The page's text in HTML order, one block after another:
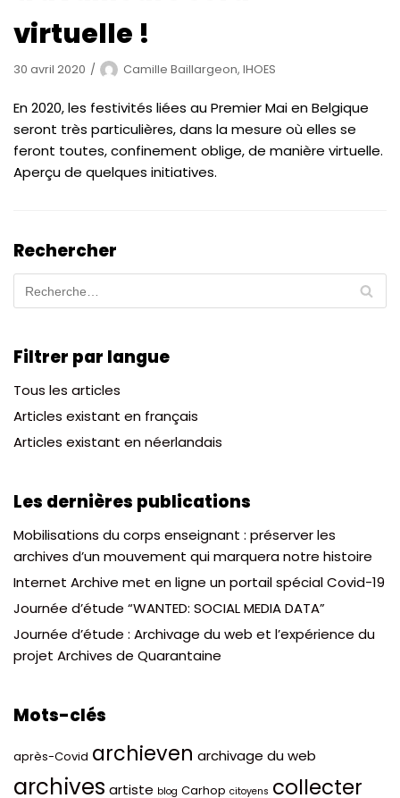
virtuelle !
30 avril 2020 Camille Baillargeon, IHOES
En 2020, les festivités liées au Premier Mai en Belgique
seront très particulières, dans la mesure où elles se
feront toutes, confinement oblige, de manière virtuelle.
Aperçu de quelques initiatives.
Rechercher
Filtrer par langue
Tous les articles
Articles existant en français
Articles existant en néerlandais
Les dernières publications
Mobilisations du corps enseignant : préserver les
archives d’un mouvement qui marquera notre histoire
Internet Archive met en ligne un portail spécial Covid-19
Journée d’étude “WANTED: SOCIAL MEDIA DATA”
Journée d’étude : Archivage du web et l’expérience du
projet Archives de Quarantaine
Mots-clés
après-Covid archieven archivage du web
archives artiste blog Carhop citoyens collecter